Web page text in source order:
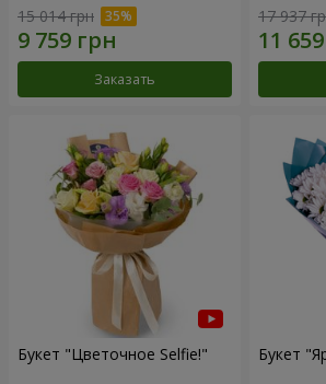
15 014 грн
Заказать
17 937
Букет "Цветочное Selfie!" Букет